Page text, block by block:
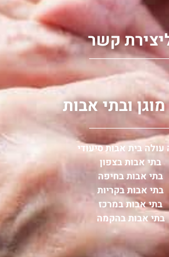
קשר
מוגן ובתי אבות
בית אבות סיעודי
בתי אבות בצפון
בתי אבות בחיפה
בתי אבות בקריות
בתי אבות במרכז
בתי אבות בהקמה